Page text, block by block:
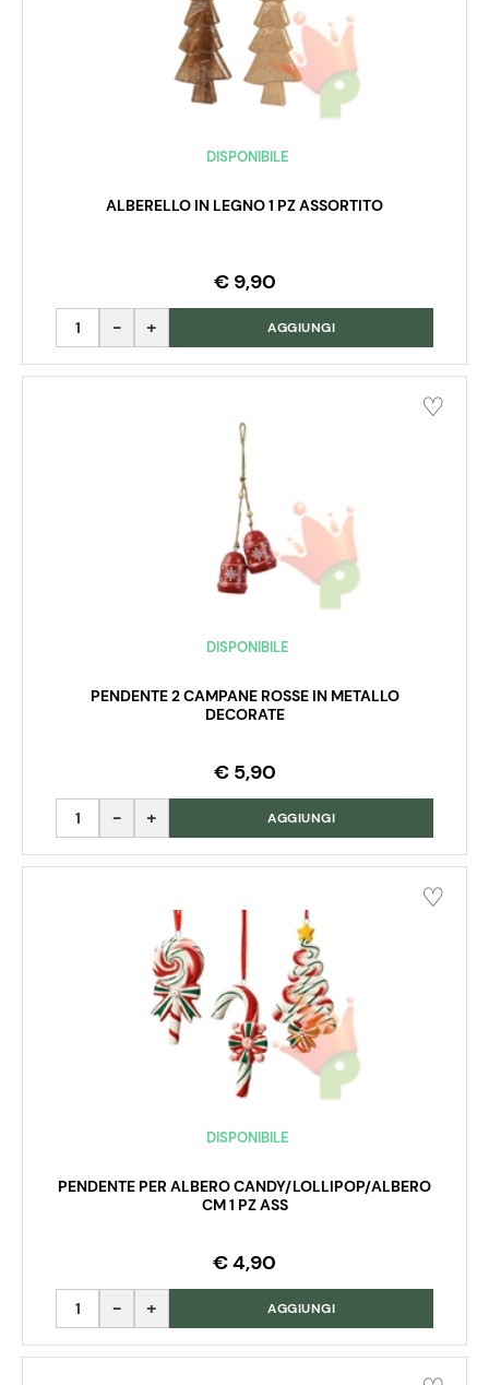
DISPONIBILE
ALBERELLO IN LEGNO 1 PZ ASSORTITO
€ 9,90
Quantità AGGIUNGI
DISPONIBILE
PENDENTE 2 CAMPANE ROSSE IN METALLO
DECORATE
€ 5,90
Quantità AGGIUNGI
DISPONIBILE
PENDENTE PER ALBERO CANDY/LOLLIPOP/ALBERO
CM 1 PZ ASS
€ 4,90
Quantità AGGIUNGI